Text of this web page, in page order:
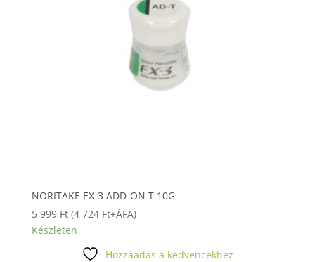
NORITAKE EX-3 ADD-ON T 10G
5 999 Ft (4 724 Ft+ÁFA)
Készleten
Hozzáadás a kedvencekhez